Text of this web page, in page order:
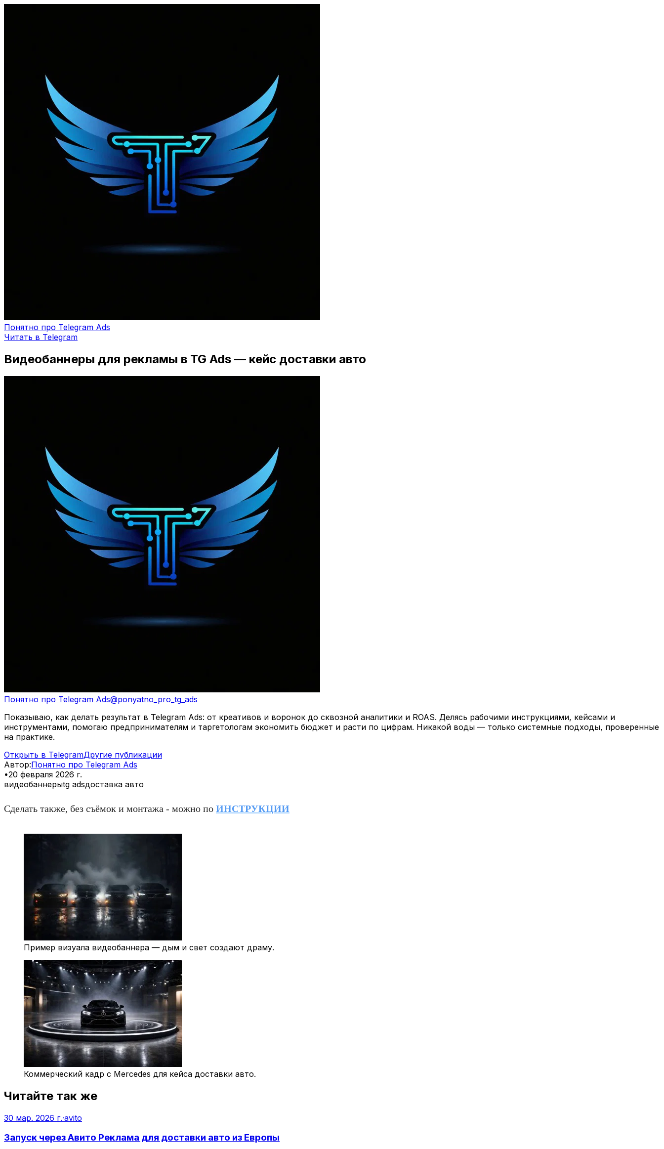
Понятно про Telegram Ads
Читать в Telegram
Видеобаннеры для рекламы в TG Ads — кейс доставки авто
Понятно про Telegram Ads@ponyatno_pro_tg_ads
Показываю, как делать результат в Telegram Ads: от креативов и воронок до сквозной аналитики и ROAS. Делясь рабочими инструкциями, кейсами и
инструментами, помогаю предпринимателям и таргетологам экономить бюджет и расти по цифрам. Никакой воды — только системные подходы, проверенные
на практике.
Открыть в TelegramДругие публикации
Автор:Понятно про Telegram Ads
•20 февраля 2026 г.
видеобаннерыtg adsдоставка авто
Сделать также, без съёмок и монтажа - можно по ИНСТРУКЦИИ
Пример визуала видеобаннера — дым и свет создают драму.
Коммерческий кадр с Mercedes для кейса доставки авто.
Читайте так же
30 мар. 2026 г.·avito
Запуск через Авито Реклама для доставки авто из Европы